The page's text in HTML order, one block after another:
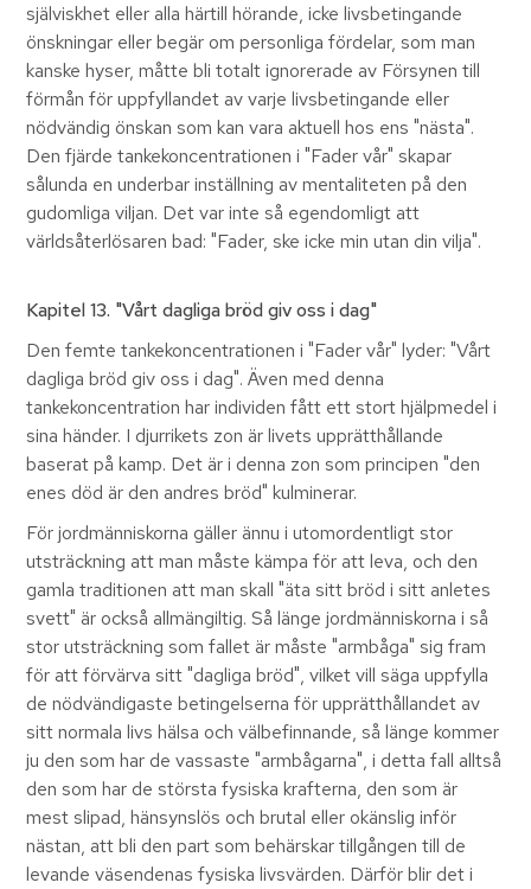
själviskhet eller alla härtill hörande, icke livsbetingande
önskningar eller begär om personliga fördelar, som man
kanske hyser, måtte bli totalt ignorerade av Försynen till
förmån för uppfyllandet av varje livsbetingande eller
nödvändig önskan som kan vara aktuell hos ens "nästa".
Den fjärde tankekoncentrationen i "Fader vår" skapar
sålunda en underbar inställning av mentaliteten på den
gudomliga viljan. Det var inte så egendomligt att
världsåterlösaren bad: "Fader, ske icke min utan din vilja".
Kapitel 13. "Vårt dagliga bröd giv oss i dag"
Den femte tankekoncentrationen i "Fader vår" lyder: "Vårt
dagliga bröd giv oss i dag". Även med denna
tankekoncentration har individen fått ett stort hjälpmedel i
sina händer. I djurrikets zon är livets upprätthållande
baserat på kamp. Det är i denna zon som principen "den
enes död är den andres bröd" kulminerar.
För jordmänniskorna gäller ännu i utomordentligt stor
utsträckning att man måste kämpa för att leva, och den
gamla traditionen att man skall "äta sitt bröd i sitt anletes
svett" är också allmängiltig. Så länge jordmänniskorna i så
stor utsträckning som fallet är måste "armbåga" sig fram
för att förvärva sitt "dagliga bröd", vilket vill säga uppfylla
de nödvändigaste betingelserna för upprätthållandet av
sitt normala livs hälsa och välbefinnande, så länge kommer
ju den som har de vassaste "armbågarna", i detta fall alltså
den som har de största fysiska krafterna, den som är
mest slipad, hänsynslös och brutal eller okänslig inför
nästan, att bli den part som behärskar tillgången till de
levande väsendenas fysiska livsvärden. Därför blir det i